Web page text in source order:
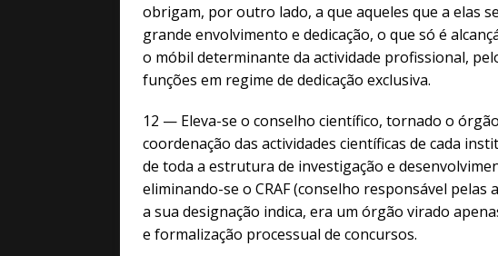
obrigam, por outro lado, a que aqueles que a elas
grande envolvimento e dedicação, o que só é
o móbil determinante da actividade profissional,
funções em regime de dedicação exclusiva.
12 — Eleva-se o conselho científico, tornado o
coordenação das actividades científicas de cada
de toda a estrutura de investigação e
eliminando-se o CRAF (conselho responsável pelas
a sua designação indica, era um órgão virado
e formalização processual de concursos.